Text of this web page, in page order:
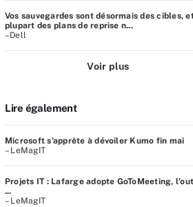
Vos sauvegardes sont désormais des cibles,
plupart des plans de reprise n...
–Dell
Voir plus
Lire également
Microsoft s’apprête à dévoiler Kumo fin mai
– LeMagIT
Projets IT : Lafarge adopte GoToMeeting,
...
– LeMagIT